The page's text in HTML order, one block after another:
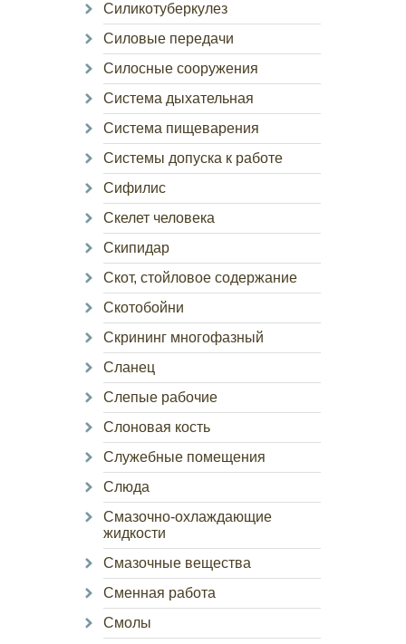
Силикотуберкулез
Силовые передачи
Силосные сооружения
Система дыхательная
Система пищеварения
Системы допуска к работе
Сифилис
Скелет человека
Скипидар
Скот, стойловое содержание
Скотобойни
Скрининг многофазный
Сланец
Слепые рабочие
Слоновая кость
Служебные помещения
Слюда
Смазочно-охлаждающие
жидкости
Смазочные вещества
Сменная работа
Смолы